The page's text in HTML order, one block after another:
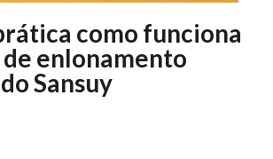
como funciona
enlonamento
Sansuy